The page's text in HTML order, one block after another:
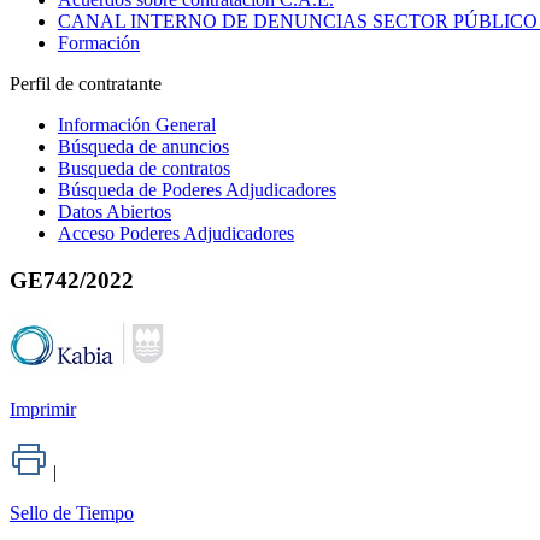
CANAL INTERNO DE DENUNCIAS SECTOR
Formación
Perfil de contratante
Información General
Búsqueda de anuncios
Busqueda de contratos
Búsqueda de Poderes Adjudicadores
Datos Abiertos
Acceso Poderes Adjudicadores
GE742/2022
Imprimir
|
Sello de Tiempo